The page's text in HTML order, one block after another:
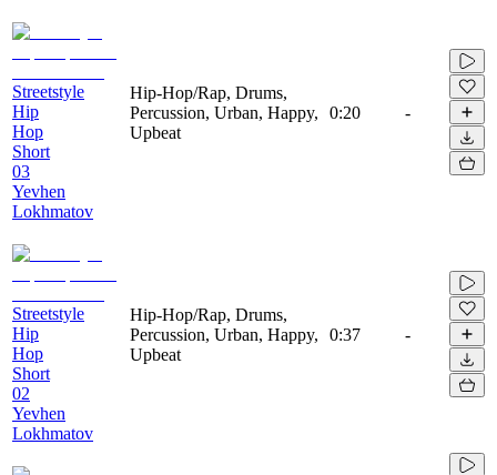
Streetstyle
Hip
Hop
Short
03
Yevhen
Lokhmatov
Hip-Hop/Rap, Drums,
Percussion, Urban, Happy,
Upbeat
0:20 -
Streetstyle
Hip
Hop
Short
02
Yevhen
Lokhmatov
Hip-Hop/Rap, Drums,
Percussion, Urban, Happy,
Upbeat
0:37 -